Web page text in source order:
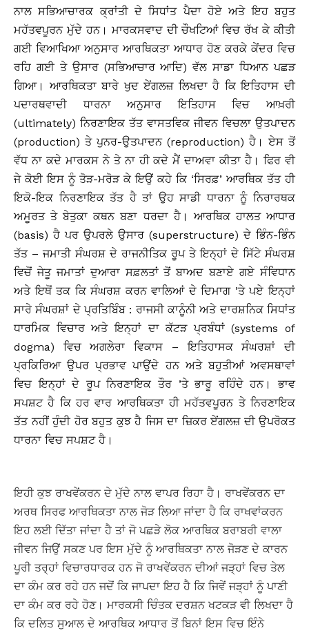
ਨਾਲ ਸਭਿਆਚਾਰਕ ਕ੍ਰਾਂਤੀ ਦੇ ਸਿਧਾਂਤ ਪੈਦਾ ਹੋਏ ਅਤੇ ਇਹ ਬਹੁਤ
ਮਹੱਤਵਪੂਰਨ ਮੁੱਦੇ ਹਨ। ਮਾਰਕਸਵਾਦ ਦੀ ਚੌਖਟਿਆਂ ਵਿਚ ਰੱਖ ਕੇ ਕੀਤੀ
ਗਈ ਵਿਆਖਿਆ ਅਨੁਸਾਰ ਆਰਥਿਕਤਾ ਆਧਾਰ ਹੋਣ ਕਰਕੇ ਕੇਂਦਰ ਵਿਚ
ਰਹਿ ਗਈ ਤੇ ਉਸਾਰ (ਸਭਿਆਚਾਰ ਆਦਿ) ਵੱਲ ਸਾਡਾ ਧਿਆਨ ਪਛੜ
ਗਿਆ। ਆਰਥਿਕਤਾ ਬਾਰੇ ਖੁਦ ਏਂਗਲਜ਼ ਲਿਖਦਾ ਹੈ ਕਿ ਇਤਿਹਾਸ ਦੀ
ਪਦਾਰਥਵਾਦੀ ਧਾਰਨਾ ਅਨੁਸਾਰ ਇਤਿਹਾਸ ਵਿਚ ਆਖ਼ਰੀ
(ultimately) ਨਿਰਣਾਇਕ ਤੱਤ ਵਾਸਤਵਿਕ ਜੀਵਨ ਵਿਚਲਾ ਉਤਪਾਦਨ
(production) ਤੇ ਪੁਨਰ-ਉਤਪਾਦਨ (reproduction) ਹੈ। ਏਸ ਤੋਂ
ਵੱਧ ਨਾ ਕਦੇ ਮਾਰਕਸ ਨੇ ਤੇ ਨਾ ਹੀ ਕਦੇ ਮੈਂ ਦਾਅਵਾ ਕੀਤਾ ਹੈ। ਫਿਰ ਵੀ
ਜੇ ਕੋਈ ਇਸ ਨੂੰ ਤੋੜ-ਮਰੋੜ ਕੇ ਇਉਂ ਕਹੇ ਕਿ ‘ਸਿਰਫ਼’ ਆਰਥਿਕ ਤੱਤ ਹੀ
ਇਕੋ-ਇਕ ਨਿਰਣਾਇਕ ਤੱਤ ਹੈ ਤਾਂ ਉਹ ਸਾਡੀ ਧਾਰਨਾ ਨੂੰ ਨਿਰਾਰਥਕ
ਅਮੂਰਤ ਤੇ ਬੇਤੁਕਾ ਕਥਨ ਬਣਾ ਧਰਦਾ ਹੈ। ਆਰਥਿਕ ਹਾਲਤ ਆਧਾਰ
(basis) ਹੈ ਪਰ ਉਪਰਲੇ ਉਸਾਰ (superstructure) ਦੇ ਭਿੰਨ-ਭਿੰਨ
ਤੱਤ – ਜਮਾਤੀ ਸੰਘਰਸ਼ ਦੇ ਰਾਜਨੀਤਿਕ ਰੂਪ ਤੇ ਇਨ੍ਹਾਂ ਦੇ ਸਿੱਟੇ ਸੰਘਰਸ਼
ਵਿਚੋਂ ਜੇਤੂ ਜਮਾਤਾਂ ਦੁਆਰਾ ਸਫ਼ਲਤਾਂ ਤੋਂ ਬਾਅਦ ਬਣਾਏ ਗਏ ਸੰਵਿਧਾਨ
ਅਤੇ ਇਥੋਂ ਤਕ ਕਿ ਸੰਘਰਸ਼ ਕਰਨ ਵਾਲਿਆਂ ਦੇ ਦਿਮਾਗ ’ਤੇ ਪਏ ਇਨ੍ਹਾਂ
ਸਾਰੇ ਸੰਘਰਸ਼ਾਂ ਦੇ ਪ੍ਰਤਿਬਿੰਬ : ਰਾਜਸੀ ਕਾਨੂੰਨੀ ਅਤੇ ਦਾਰਸ਼ਨਿਕ ਸਿਧਾਂਤ
ਧਾਰਮਿਕ ਵਿਚਾਰ ਅਤੇ ਇਨ੍ਹਾਂ ਦਾ ਕੱਟੜ ਪ੍ਰਬੰਧਾਂ (systems of
dogma) ਵਿਚ ਅਗਲੇਰਾ ਵਿਕਾਸ – ਇਤਿਹਾਸਕ ਸੰਘਰਸ਼ਾਂ ਦੀ
ਪ੍ਰਕਿਰਿਆ ਉਪਰ ਪ੍ਰਭਾਵ ਪਾਉਂਦੇ ਹਨ ਅਤੇ ਬਹੁਤੀਆਂ ਅਵਸਥਾਵਾਂ
ਵਿਚ ਇਨ੍ਹਾਂ ਦੇ ਰੂਪ ਨਿਰਣਾਇਕ ਤੌਰ ’ਤੇ ਭਾਰੂ ਰਹਿੰਦੇ ਹਨ। ਭਾਵ
ਸਪਸ਼ਟ ਹੈ ਕਿ ਹਰ ਵਾਰ ਆਰਥਿਕਤਾ ਹੀ ਮਹੱਤਵਪੂਰਨ ਤੇ ਨਿਰਣਾਇਕ
ਤੱਤ ਨਹੀਂ ਹੁੰਦੀ ਹੋਰ ਬਹੁਤ ਕੁਝ ਹੈ ਜਿਸ ਦਾ ਜ਼ਿਕਰ ਏਂਗਲਜ਼ ਦੀ ਉਪਰੋਕਤ
ਧਾਰਨਾ ਵਿਚ ਸਪਸ਼ਟ ਹੈ।
ਇਹੀ ਕੁਝ ਰਾਖਵੇਂਕਰਨ ਦੇ ਮੁੱਦੇ ਨਾਲ ਵਾਪਰ ਰਿਹਾ ਹੈ। ਰਾਖਵੇਂਕਰਨ ਦਾ
ਅਰਥ ਸਿਰਫ ਆਰਥਿਕਤਾ ਨਾਲ ਜੋੜ ਲਿਆ ਜਾਂਦਾ ਹੈ ਕਿ ਰਾਖਵਾਂਕਰਨ
ਇਹ ਲਈ ਦਿੱਤਾ ਜਾਂਦਾ ਹੈ ਤਾਂ ਜੋ ਪਛੜੇ ਲੋਕ ਆਰਥਿਕ ਬਰਾਬਰੀ ਵਾਲਾ
ਜੀਵਨ ਜਿਉਂ ਸਕਣ ਪਰ ਇਸ ਮੁੱਦੇ ਨੂੰ ਆਰਥਿਕਤਾ ਨਾਲ ਜੋੜਣ ਦੇ ਕਾਰਨ
ਪੂਰੀ ਤਰ੍ਹਾਂ ਵਿਚਾਰਧਾਰਕ ਹਨ ਜੋ ਰਾਖਵੇਂਕਰਨ ਦੀਆਂ ਜੜ੍ਹਾਂ ਵਿਚ ਤੇਲ
ਦਾ ਕੰਮ ਕਰ ਰਹੇ ਹਨ ਜਦੋਂ ਕਿ ਜਾਪਦਾ ਇਹ ਹੈ ਕਿ ਜਿਵੇਂ ਜੜ੍ਹਾਂ ਨੂੰ ਪਾਣੀ
ਦਾ ਕੰਮ ਕਰ ਰਹੇ ਹੋਣ। ਮਾਰਕਸੀ ਚਿੰਤਕ ਦਰਸ਼ਨ ਖਟਕੜ ਵੀ ਲਿਖਦਾ ਹੈ
ਕਿ ਦਲਿਤ ਸੁਆਲ ਦੇ ਆਰਥਿਕ ਆਧਾਰ ਤੋਂ ਬਿਨਾਂ ਇਸ ਵਿਚ ਇੰਨੇ